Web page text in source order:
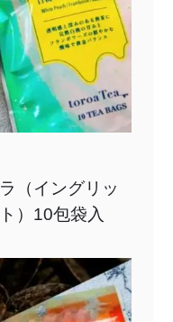
（イングリッ
）10包袋入